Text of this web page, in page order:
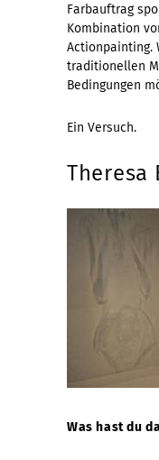
Farbauftrag
Kombination
Actionpainting.
traditionellen
Bedingungen
Ein Versuch.
Theresa
Was hast du